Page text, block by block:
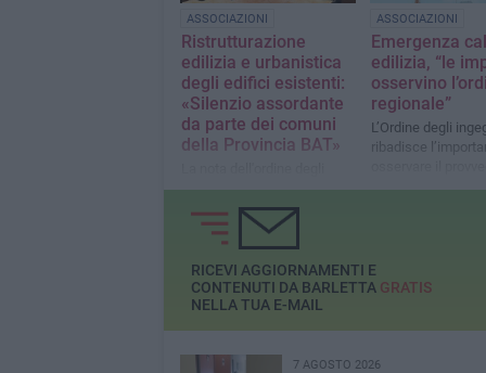
ASSOCIAZIONI
Ristrutturazione
edilizia e urbanistica
degli edifici esistenti:
«Silenzio assordante
da parte dei comuni
della Provincia BAT»
ingegneri
ASSOCIAZIONI
Emergenza
edilizia, “le
osservino
regionale”
L’Ordine degli
ribadisce
osservare il
emanato dal
RICEVI AGGIORNAMENTI E
CONTENUTI DA BARLETTA GRATIS
NELLA TUA E-MAIL
7 AGOSTO 2026